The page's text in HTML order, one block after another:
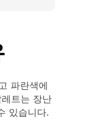
파란색에
트는 장난
있습니다.